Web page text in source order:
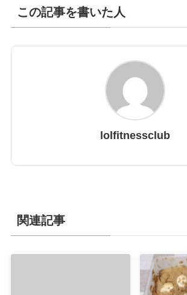
この記事を書いた人
lolfitnessclub
関連記事